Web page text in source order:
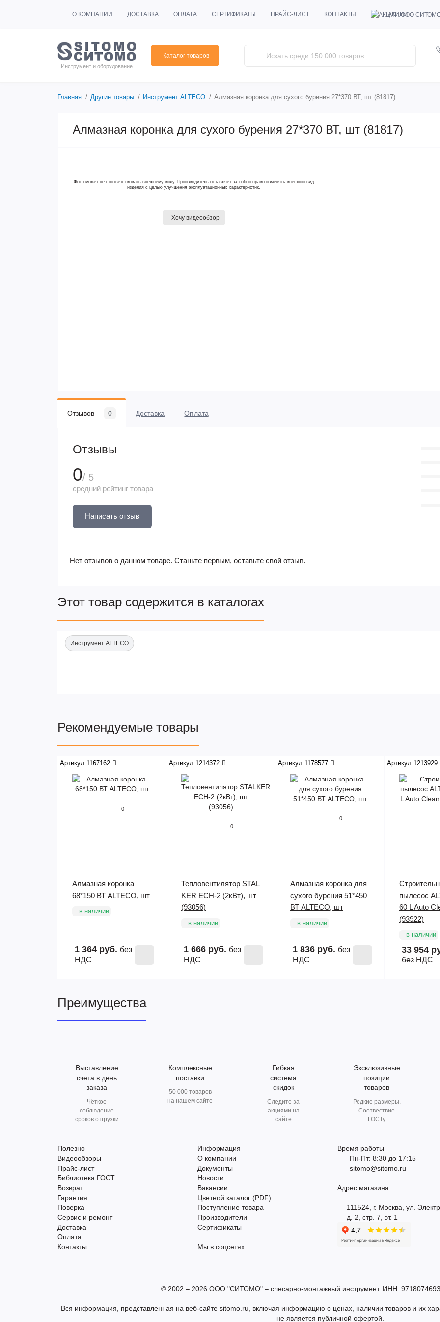
О КОМПАНИИ ДОСТАВКА ОПЛАТА СЕРТИФИКАТЫ ПРАЙС-ЛИСТ КОНТАКТЫ АКЦИИ
Инструмент и оборудование
Каталог товаров
Главная Другие товары Инструмент ALTECO Алмазная коронка для сухого бурения 27*370 ВТ, шт (81817)
Алмазная коронка для сухого бурения 27*370 ВТ, шт (81817)
Фото может не соответствовать внешнему виду. Производитель оставляет за собой право изменять внешний вид
изделия с целью улучшения эксплуатационных характеристик.
Хочу видеообзор
Отзывов 0 Доставка Оплата
Отзывы
0/ 5
средний рейтинг товара
Написать отзыв
Нет отзывов о данном товаре. Станьте первым, оставьте свой отзыв.
Этот товар содержится в каталогах
Инструмент ALTECO
Рекомендуемые товары
Артикул 1167162
0
Алмазная коронка
68*150 ВТ ALTECO, шт
в наличии
1 364 руб. без
НДС
Артикул 1214372
0
Тепловентилятор STAL
KER ECH-2 (2кВт), шт
(93056)
в наличии
1 666 руб. без
НДС
Артикул 1178577
0
Алмазная коронка для
сухого бурения 51*450
ВТ ALTECO, шт
в наличии
1 836 руб. без
НДС
Артикул 1213929
пылесос
60 L Auto
(93922)
в наличии
33 954
без НДС
Преимущества
Выставление
счета в день
заказа
Чёткое
соблюдение
сроков отгрузки
Комплексные
поставки
50 000 товаров
на нашем сайте
Гибкая
система
скидок
Следите за
акциями на
сайте
Эксклюзивные
позиции
товаров
Редкие размеры.
Соотвествие
ГОСТу
Полезно
Видеообзоры
Прайс-лист
Библиотека ГОСТ
Возврат
Гарантия
Поверка
Сервис и ремонт
Доставка
Оплата
Контакты
Информация
О компании
Документы
Новости
Вакансии
Цветной каталог (PDF)
Поступление товара
Производители
Сертификаты
Мы в соцсетях
Время работы
Пн-Пт: 8:30 до 17:15
sitomo@sitomo.ru
Адрес магазина:
111524, г. Москва, ул.
д. 2, стр. 7, эт. 1
© 2002 – 2026 ООО "СИТОМО" – слесарно-монтажный инструмент. ИНН:
Вся информация, представленная на веб-сайте sitomo.ru, включая информацию о ценах, наличии товаров и их
не является публичной офертой.